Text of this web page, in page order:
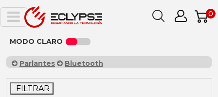
0
MODO CLARO
Parlantes Bluetooth
FILTRAR